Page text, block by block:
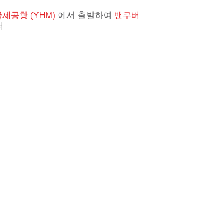
제공항 (YHM)에서 출발하여 밴쿠버